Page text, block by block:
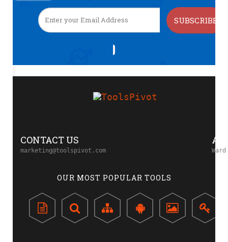
SUBSCRIBE
CONTACT US
marketing@toolspivot.com
OUR MOST POPULAR TOOLS